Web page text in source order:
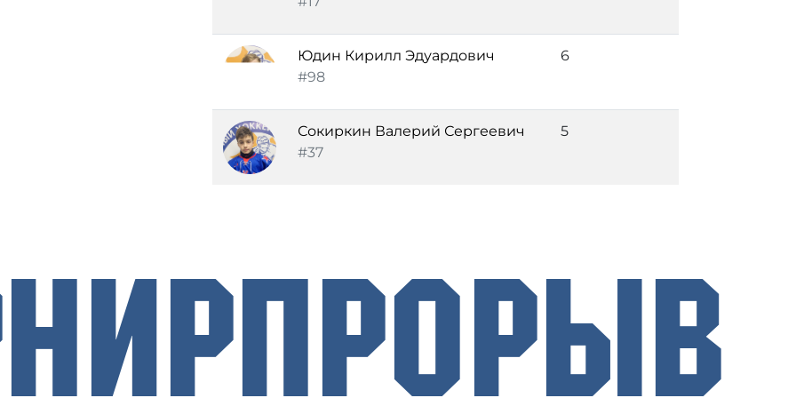
Юдин Кирилл Эдуардович
#98
6
Сокиркин Валерий Сергеевич
#37
5